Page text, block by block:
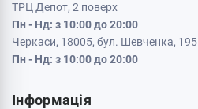
ТРЦ Депот, 2 поверх
Пн - Нд: з 10:00 до 20:00
Черкаси, 18005, бул. Шевченка, 195
Пн - Нд: з 10:00 до 20:00
Інформація